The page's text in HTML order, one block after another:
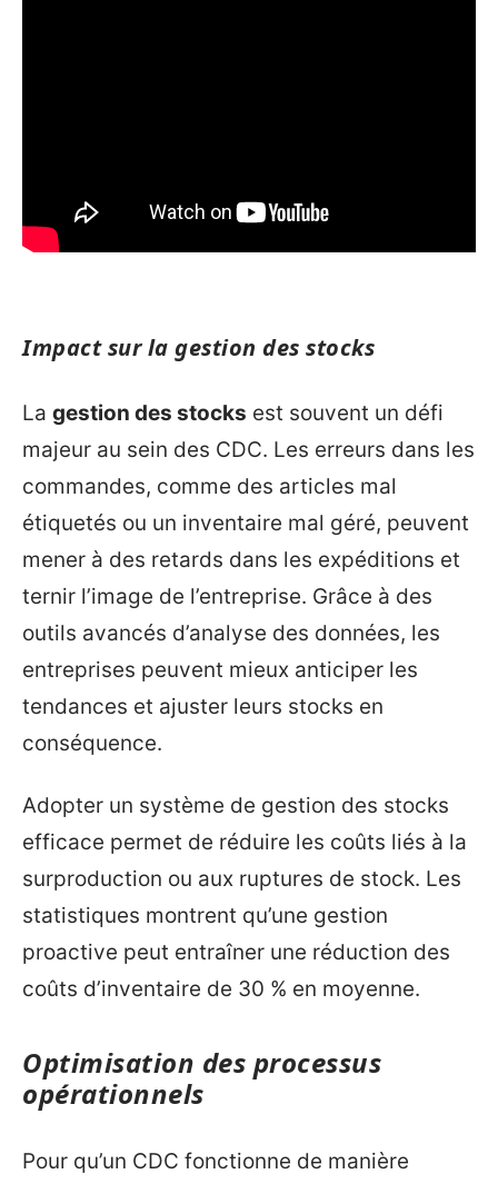
Impact sur la gestion des stocks
La gestion des stocks est souvent un défi
majeur au sein des CDC. Les erreurs dans les
commandes, comme des articles mal
étiquetés ou un inventaire mal géré, peuvent
mener à des retards dans les expéditions et
ternir l’image de l’entreprise. Grâce à des
outils avancés d’analyse des données, les
entreprises peuvent mieux anticiper les
tendances et ajuster leurs stocks en
conséquence.
Adopter un système de gestion des stocks
efficace permet de réduire les coûts liés à la
surproduction ou aux ruptures de stock. Les
statistiques montrent qu’une gestion
proactive peut entraîner une réduction des
coûts d’inventaire de 30 % en moyenne.
Optimisation des processus
opérationnels
Pour qu’un CDC fonctionne de manière